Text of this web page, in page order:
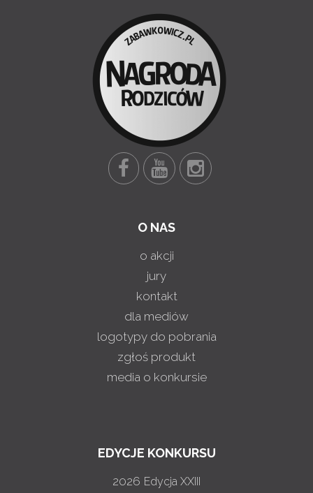
O NAS
o akcji
jury
kontakt
dla mediów
logotypy do pobrania
zgłoś produkt
media o konkursie
EDYCJE KONKURSU
2026 Edycja XXIII